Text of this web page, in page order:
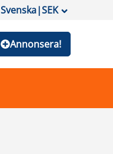
Svenska|SEK
Annonsera!